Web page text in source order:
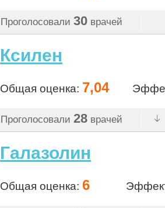
Проголосовали 30 врачей
Ксилен
Общая оценка: 7,04
Проголосовали 28 врачей
Галазолин
Общая оценка: 6